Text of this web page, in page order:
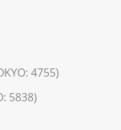
4755)
5838)